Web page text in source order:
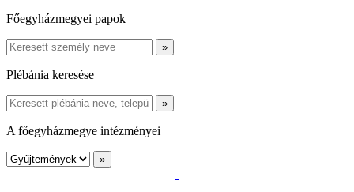
Főegyházmegyei papok
Plébánia keresése
A főegyházmegye intézményei